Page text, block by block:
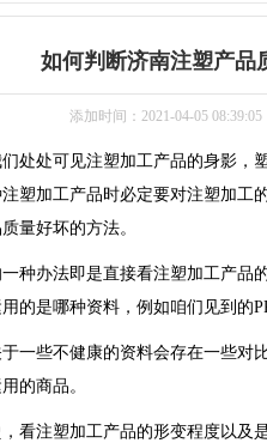
如何判断济南注塑产品
添加时间：2021-04-05
处处可见注塑加工产品的身影，
塑加工产品时必定要对注塑加工
量好坏的方法。
种办法即是直接看注塑加工产品
的是哪种资料，例如咱们见到的
一些不健康的资料会存在一些对
的商品。
看注塑加工产品的形变程度以及